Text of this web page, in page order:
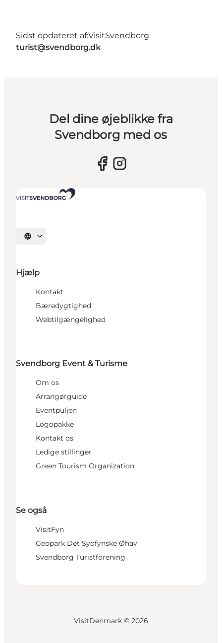
Sidst opdateret af:VisitSvendborg
turist@svendborg.dk
Del dine øjeblikke fra
Svendborg med os
Vælg sprog
Hjælp
Kontakt
Bæredygtighed
Webtilgængelighed
Svendborg Event & Turisme
Om os
Arrangørguide
Eventpuljen
Logopakke
Kontakt os
Ledige stillinger
Green Tourism Organization
Se også
VisitFyn
Geopark Det Sydfynske Øhav
Svendborg Turistforening
VisitDenmark © 2026